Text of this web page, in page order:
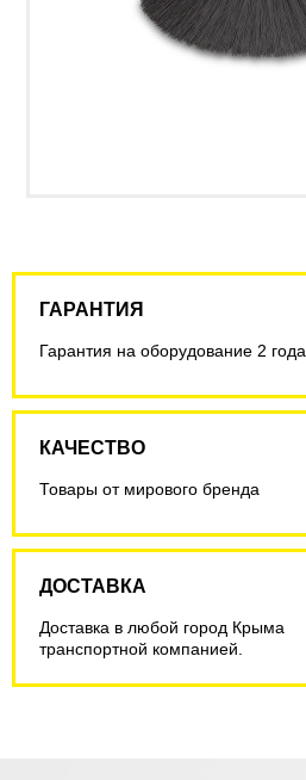
ГАРАНТИЯ
Гарантия на оборудование 2 года
КАЧЕСТВО
Товары от мирового бренда
ДОСТАВКА
Доставка в любой город Крыма
транспортной компанией.